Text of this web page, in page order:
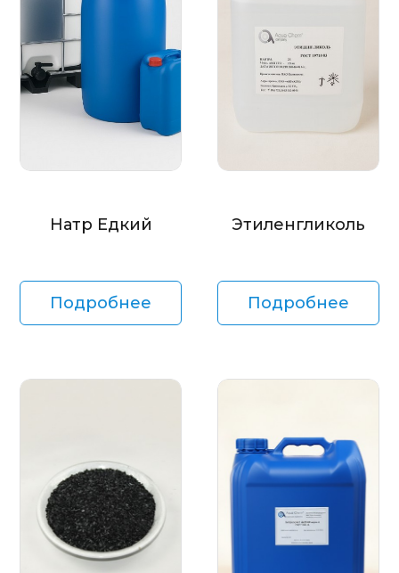
Натр Едкий
Подробнее
Этиленгликоль
Подробнее